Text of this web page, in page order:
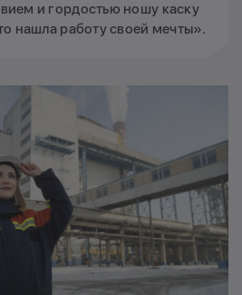
и гордостью ношу каску
нашла работу своей мечты».